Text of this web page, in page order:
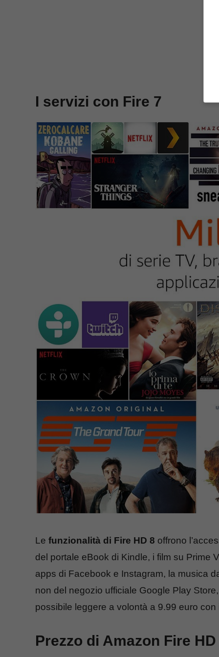
I servizi con Fire 7
Le funzionalità di Fire HD 8 offrono
del portale eBook di Kindle, i film su Prime
apps di Facebook e Instagram, la musica
non del negozio ufficiale Google Play
possibile leggere a volontà a 9.99 euro con
Prezzo di Amazon Fire HD